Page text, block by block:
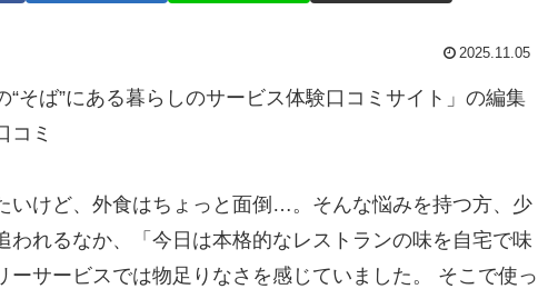
2025.11.05
そば”にある暮らしのサービス体験口コミサイト」の編集
コミ
いけど、外食はちょっと面倒…。そんな悩みを持つ方、少
われるなか、「今日は本格的なレストランの味を自宅で味
サービスでは物足りなさを感じていました。 そこで使っ